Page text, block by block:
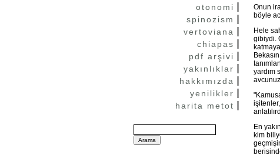
otonomi
spinozism
vertoviana
chiapas
pdf arşivi
yakınlıklar
hakkımızda
yenilikler
harita metot
Onun
böyle
Hele
gibiydi.
yardım
En
kim